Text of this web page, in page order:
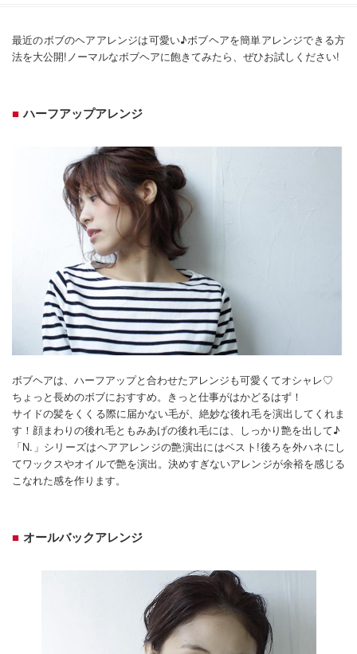
最近のボブのヘアアレンジは可愛い♪ボブヘアを簡単アレンジできる方
法を大公開!ノーマルなボブヘアに飽きてみたら、ぜひお試しください!
ハーフアップアレンジ
ボブヘアは、ハーフアップと合わせたアレンジも可愛くてオシャレ♡
ちょっと長めのボブにおすすめ。きっと仕事がはかどるはず！
サイドの髪をくくる際に届かない毛が、絶妙な後れ毛を演出してくれま
す！顔まわりの後れ毛ともみあげの後れ毛には、しっかり艶を出して♪
「N.」シリーズはヘアアレンジの艶演出にはベスト!後ろを外ハネにし
てワックスやオイルで艶を演出。決めすぎないアレンジが余裕を感じる
こなれた感を作ります。
オールバックアレンジ